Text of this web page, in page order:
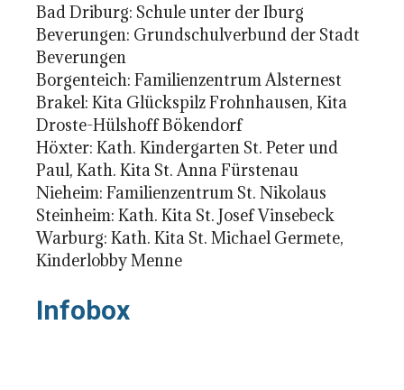
Bad Driburg: Schule unter der Iburg
Beverungen: Grundschulverbund der Stadt
Beverungen
Borgenteich: Familienzentrum Alsternest
Brakel: Kita Glückspilz Frohnhausen, Kita
Droste-Hülshoff Bökendorf
Höxter: Kath. Kindergarten St. Peter und
Paul, Kath. Kita St. Anna Fürstenau
Nieheim: Familienzentrum St. Nikolaus
Steinheim: Kath. Kita St. Josef Vinsebeck
Warburg: Kath. Kita St. Michael Germete,
Kinderlobby Menne
Infobox